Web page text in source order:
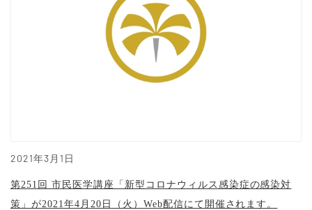
2021年3月1日
第251回 市民医学講座「新型コロナウィルス感染症の感染対
策」が2021年4月20日（火）Web配信にて開催されます。